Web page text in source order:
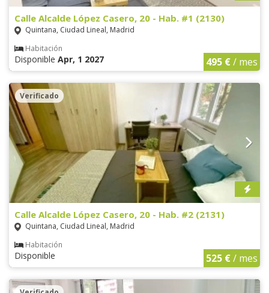
Calle Alcalde López Casero, 20 - Hab. #1 (2130)
Quintana, Ciudad Lineal, Madrid
Habitación
Disponible Apr, 1 2027 495 €/ mes
Verificado
Calle Alcalde López Casero, 20 - Hab. #2 (2131)
Quintana, Ciudad Lineal, Madrid
Habitación
Disponible 525 €/ mes